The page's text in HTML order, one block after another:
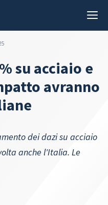
su acciaio e
avranno
dei dazi su acciaio
anche l'Italia. Le